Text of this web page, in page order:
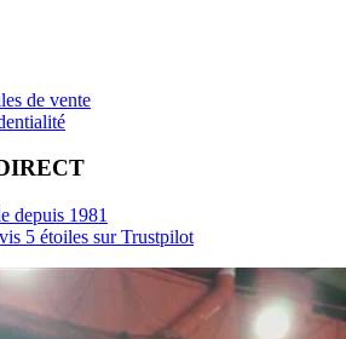
de vente
depuis 1981
5 étoiles sur Trustpilot